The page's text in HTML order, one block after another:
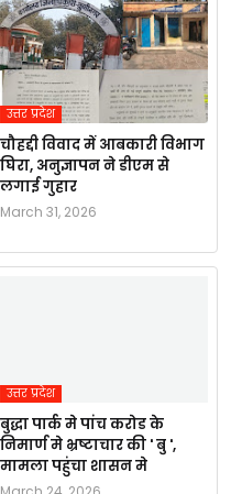
उत्तर प्रदेश
चौहद्दी विवाद में आबकारी विभाग
घिरा, अनुज्ञापन ने डीएम से
लगाई गुहार
March 31, 2026
उत्तर प्रदेश
बुद्धा पार्क मे पांच करोड के
निमार्ण मे भ्रष्टाचार की ' बु ',
मामला पहुंचा शासन मे